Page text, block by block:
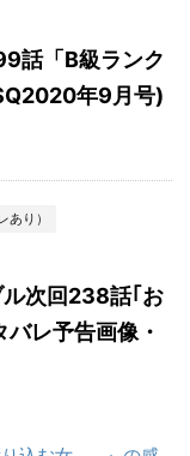
話「B級ランク
年9月号)
り）
ル次回238話｢お
レ予告画像・